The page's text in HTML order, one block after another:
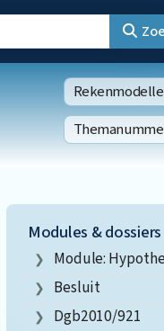
Modules & dossiers
Module:
Besluit
Dgb2010/921